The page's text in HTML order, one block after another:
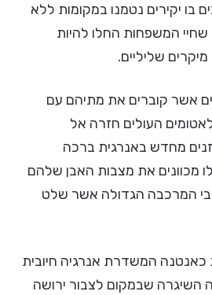
בו יקירים נטמנו במקומות ללא
שחיי המשפחות החלו להיות
שליליים.
אשר קוברים את מתיהם עם
העולים חזרה אל
מחדש באנרגית ברכה
מכוונים את מצבות האבן שלהם
המרכבה הגדולה אשר שלט
המשדרת אנרגיה חיובית
השיגרה שבמקום לצבור ירושה